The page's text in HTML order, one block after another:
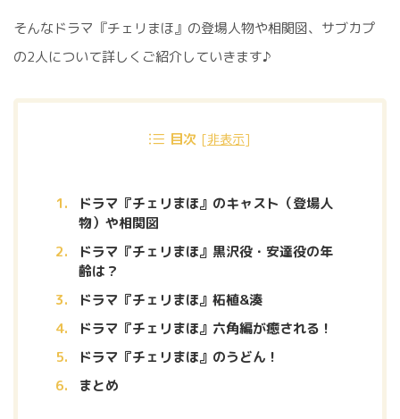
そんなドラマ『チェリまほ』の登場人物や相関図、サブカプ
の2人について詳しくご紹介していきます♪
目次 [非表示]
ドラマ『チェリまほ』のキャスト（登場人
物）や相関図
ドラマ『チェリまほ』黒沢役・安達役の年
齢は？
ドラマ『チェリまほ』柘植&湊
ドラマ『チェリまほ』六角編が癒される！
ドラマ『チェリまほ』のうどん！
まとめ